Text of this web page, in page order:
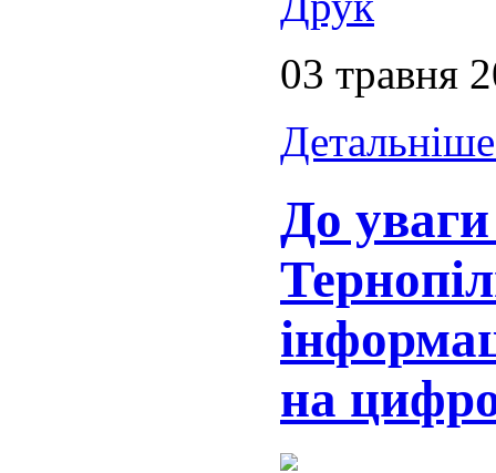
03 травня
До
на